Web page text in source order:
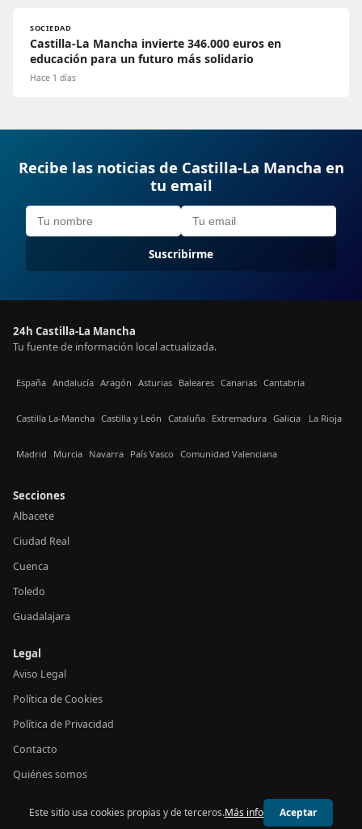
SOCIEDAD
Castilla-La Mancha invierte 346.000 euros en
educación para un futuro más solidario
Hace 1 días
Recibe las noticias de Castilla-La Mancha en
tu email
Suscribirme
24h Castilla-La Mancha
Tu fuente de información local actualizada.
España Andalucía Aragón Asturias Baleares Canarias Cantabria
Castilla La-Mancha Castilla y León Cataluña Extremadura Galicia La Rioja
Madrid Murcia Navarra País Vasco Comunidad Valenciana
Secciones
Albacete
Ciudad Real
Cuenca
Toledo
Guadalajara
Legal
Aviso Legal
Política de Cookies
Política de Privacidad
Contacto
Quiénes somos
© 2026 24h Castilla-La Mancha
Este sitio usa cookies propias y de terceros.Más info Aceptar